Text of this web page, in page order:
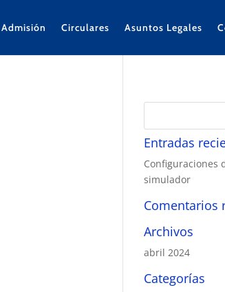
Admisión Circulares Asuntos Legales
Entradas
Configuraciones
simulador
Comentarios
Archivos
abril 2024
Categorías